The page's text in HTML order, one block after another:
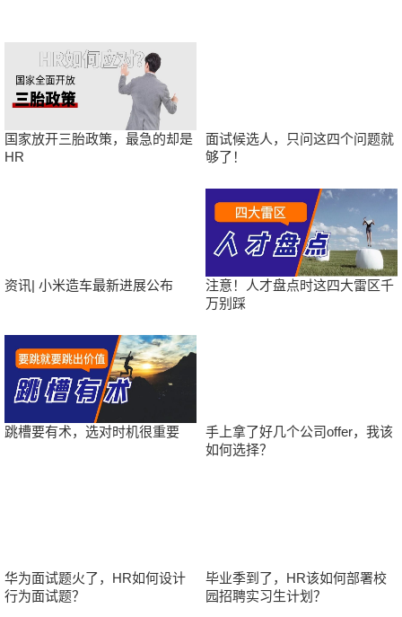
国家放开三胎政策，最急的却是
HR
面试候选人，只问这四个问题就
够了！
资讯| 小米造车最新进展公布
注意！人才盘点时这四大雷区千
万别踩
跳槽要有术，选对时机很重要
手上拿了好几个公司offer，我该
如何选择？
华为面试题火了，HR如何设计
行为面试题？
毕业季到了，HR该如何部署校
园招聘实习生计划？